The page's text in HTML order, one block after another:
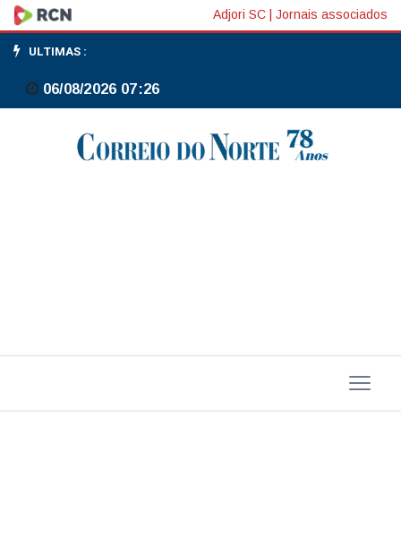
Câmara
aprova
urgência
Mounjaro
Adjori SC Jornais associados
ULTIMAS :
06/08/2026 07:26